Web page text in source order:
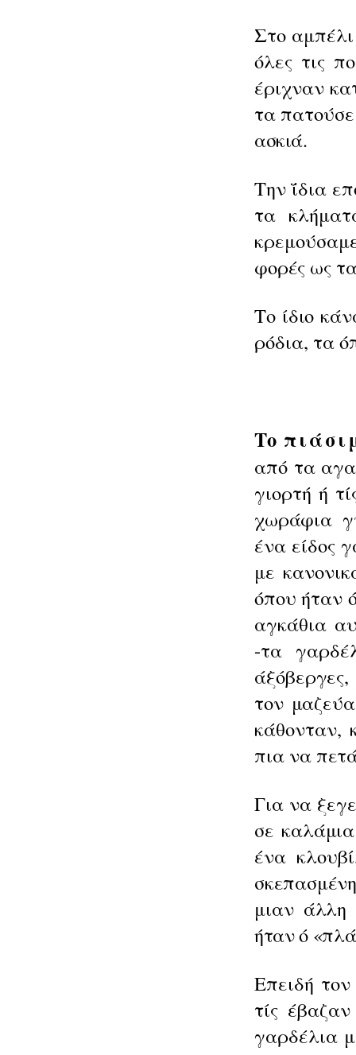
Στο
όλες τις
έριχναν
τα
ασκιά.
Την ΐδια
τα
φορές ως
Το ίδιο
ρόδια, τα
Το
από τα
γιορτή ή
χωράφια
ένα είδος
με
όπου ήταν
αγκάθια
-τα
άξόβερ
τον μα­
κάθονταν,
πια να
Για να
σε
ένα
μιαν
ήταν ό
Επειδή
τίς
γαρδέλια